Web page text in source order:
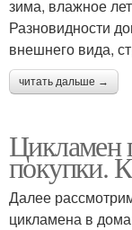
зима, влажное
Разновидности
внешнего вида,
читать дальше →
Цикламен
покупки.
Далее
цикламена в